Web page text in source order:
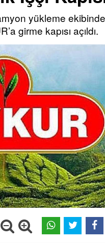
yükleme
girme kapısı açıldı.